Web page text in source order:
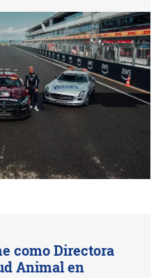
como Directora
Animal en